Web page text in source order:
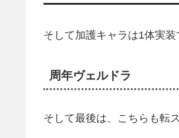
そして加護キャラは1体実装
周年ヴェルドラ
そして最後は、こちらも転